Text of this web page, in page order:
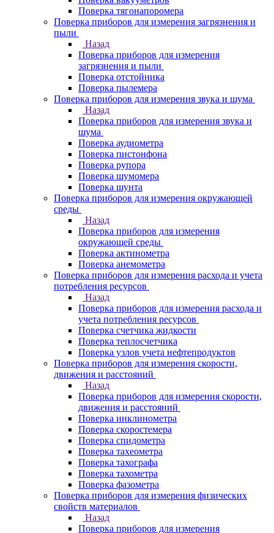
Поверка тягонапоромера
Поверка приборов для измерения загрязнения и
пыли
Назад
Поверка приборов для измерения
загрязнения и пыли
Поверка отстойника
Поверка пылемера
Поверка приборов для измерения звука и шума
Назад
Поверка приборов для измерения звука и
шума
Поверка аудиометра
Поверка пистонфона
Поверка рупора
Поверка шумомера
Поверка шунта
Поверка приборов для измерения окружающей
среды
Назад
Поверка приборов для измерения
окружающей среды
Поверка актинометра
Поверка анемометра
Поверка приборов для измерения расхода и учета
потребления ресурсов
Назад
Поверка приборов для измерения расхода и
учета потребления ресурсов
Поверка счетчика жидкости
Поверка теплосчетчика
Поверка узлов учета нефтепродуктов
Поверка приборов для измерения скорости,
движения и расстояний
Назад
Поверка приборов для измерения скорости,
движения и расстояний
Поверка инклинометра
Поверка скоростемера
Поверка спидометра
Поверка тахеометра
Поверка тахографа
Поверка тахометра
Поверка фазометра
Поверка приборов для измерения физических
свойств материалов
Назад
Поверка приборов для измерения